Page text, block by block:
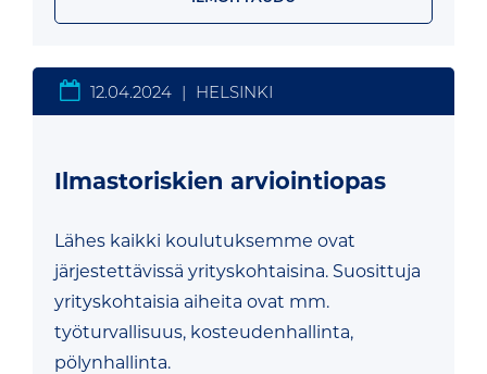
12.04.2024 | HELSINKI
Ilmastoriskien arviointiopas
Lähes kaikki koulutuksemme ovat
järjestettävissä yrityskohtaisina. Suosittuja
yrityskohtaisia aiheita ovat mm.
työturvallisuus, kosteudenhallinta,
pölynhallinta.